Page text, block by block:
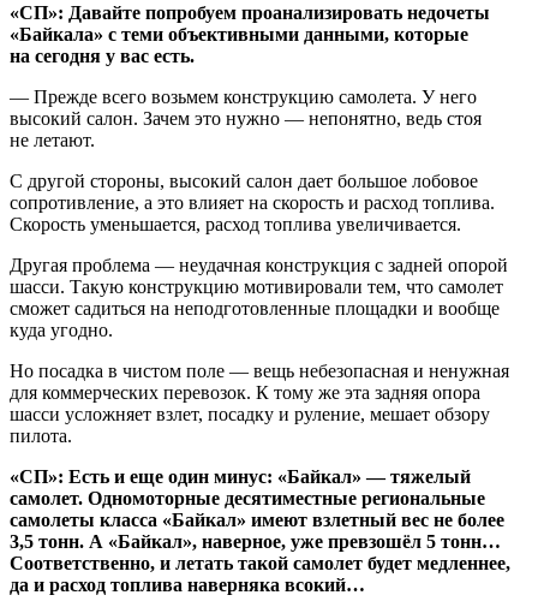
«СП»: Давайте попробуем проанализировать недочеты
«Байкала» с теми объективными данными, которые
на сегодня у вас есть.
— Прежде всего возьмем конструкцию самолета. У него
высокий салон. Зачем это нужно — непонятно, ведь стоя
не летают.
С другой стороны, высокий салон дает большое лобовое
сопротивление, а это влияет на скорость и расход топлива.
Скорость уменьшается, расход топлива увеличивается.
Другая проблема — неудачная конструкция с задней опорой
шасси. Такую конструкцию мотивировали тем, что самолет
сможет садиться на неподготовленные площадки и вообще
куда угодно.
Но посадка в чистом поле — вещь небезопасная и ненужная
для коммерческих перевозок. К тому же эта задняя опора
шасси усложняет взлет, посадку и руление, мешает обзору
пилота.
«СП»: Есть и еще один минус: «Байкал» — тяжелый
самолет. Одномоторные десятиместные региональные
самолеты класса «Байкал» имеют взлетный вес не более
3,5 тонн. А «Байкал», наверное, уже превзошёл 5 тонн…
Соответственно, и летать такой самолет будет медленнее,
да и расход топлива наверняка всокий…